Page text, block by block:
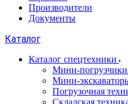
Производители
Документы
Каталог
Каталог спецтехники
Мини-
Мини-
Погрузочная
Складская